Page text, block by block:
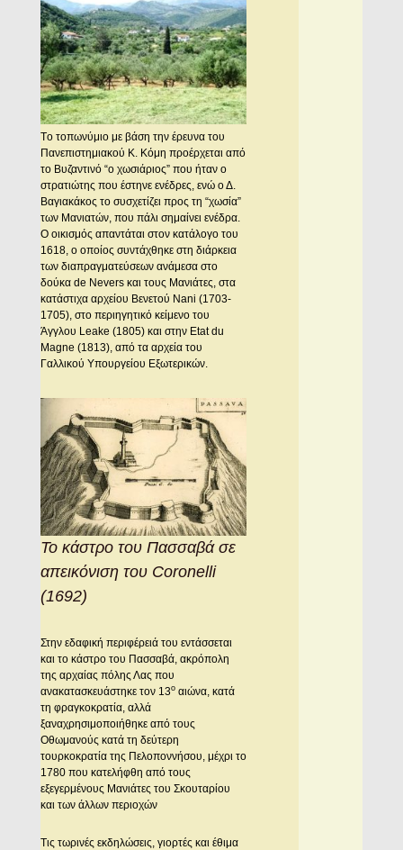
Tο τοπωνύμιο με βάση την έρευνα του
Πανεπιστημιακού K. Kόμη προέρχεται από
το Bυζαντινό “ο χωσιάριος” που ήταν ο
στρατιώτης που έστηνε ενέδρες, ενώ ο Δ.
Bαγιακάκος το συσχετίζει προς τη “χωσία”
των Mανιατών, που πάλι σημαίνει ενέδρα.
O οικισμός απαντάται στον κατάλογο του
1618, ο οποίος συντάχθηκε στη διάρκεια
των διαπραγματεύσεων ανάμεσα στο
δούκα de Nevers και τους Mανιάτες, στα
κατάστιχα αρχείου Bενετού Nani (1703-
1705), στο περιηγητικό κείμενο του
Άγγλου Leake (1805) και στην Etat du
Magne (1813), από τα αρχεία του
Γαλλικού Yπουργείου Eξωτερικών.
Το κάστρο του Πασσαβά σε
απεικόνιση του Coronelli
(1692)
Στην εδαφική περιφέρειά του εντάσσεται
και το κάστρο του Πασσαβά, ακρόπολη
της αρχαίας πόλης Λας που
ανακατασκευάστηκε τον 13οαιώνα, κατά
τη φραγκοκρατία, αλλά
ξαναχρησιμοποιήθηκε από τους
Οθωμανούς κατά τη δεύτερη
τουρκοκρατία της Πελοποννήσου, μέχρι το
1780 που κατελήφθη από τους
εξεγερμένους Μανιάτες του Σκουταρίου
και των άλλων περιοχών
Τις τωρινές εκδηλώσεις, γιορτές και έθιμα